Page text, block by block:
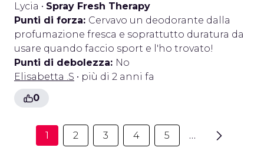
Lycia • Spray Fresh Therapy
Punti di forza: Cervavo un deodorante dalla
profumazione fresca e soprattutto duratura da
usare quando faccio sport e l'ho trovato!
Punti di debolezza: No
Elisabetta .S • più di 2 anni fa
0
1 2 3 4 5 …